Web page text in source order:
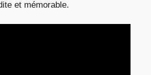
et mémorable.